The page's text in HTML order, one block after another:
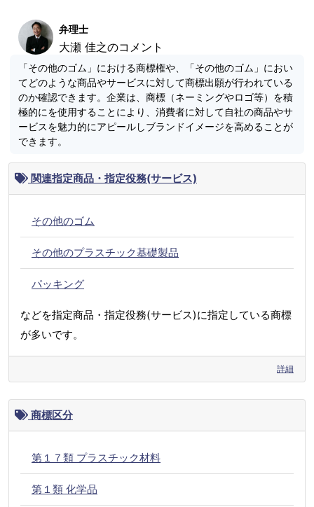
弁理士
大瀬 佳之のコメント
「その他のゴム」における商標権や、「その他のゴム」におい
てどのような商品やサービスに対して商標出願が行われている
のか確認できます。企業は、商標（ネーミングやロゴ等）を積
極的にを使用することにより、消費者に対して自社の商品やサ
ービスを魅力的にアピールしブランドイメージを高めることが
できます。
関連指定商品・指定役務(サービス)
その他のゴム
その他のプラスチック基礎製品
パッキング
などを指定商品・指定役務(サービス)に指定している商標
が多いです。
詳細
商標区分
第１７類 プラスチック材料
第１類 化学品